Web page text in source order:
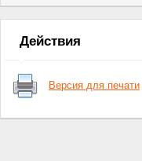
Действия
Версия для печати